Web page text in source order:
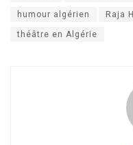
humour algérien Raja
théâtre en Algérie